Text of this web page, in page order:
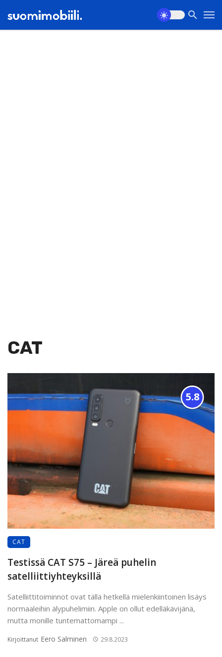
CAT
5.8
CAT
Testissä CAT S75 – Järeä puhelin
satelliittiyhteyksillä
Satelliittitoiminnot ovat tällä hetkellä mielenkiintoinen lisäys
normaaleihin älypuhelimiin. Apple on ollut edelläkävijänä,
mutta monille tuntemattomampi ...
Kirjoittanut Eero Salminen 29.8.2023